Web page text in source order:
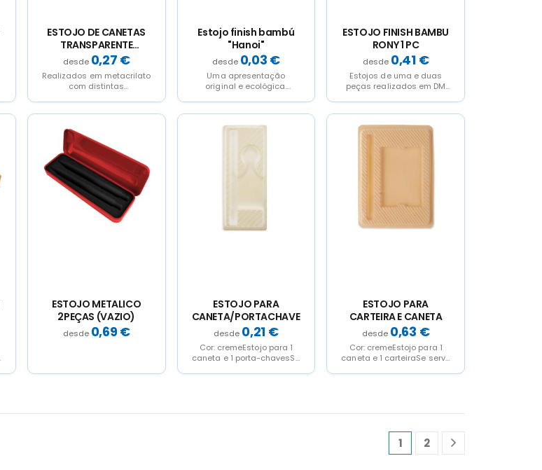
ESTOJO DE CANETAS
TRANSPARENTE
EXPOSITOR
0,27 €
Realizados em metacrilato
com distintas
necessidades, estes
expositores e os...
Estojo finish bambú
"Hanoi"
0,03 €
Uma apresentação
original e ecológica.
disponíveis em dois...
ESTOJO FINISH BAMBU
RONY 1 PC
0,41 €
Estojos de uma e duas
peças realizados em DM
ESTOJO METALICO
2PEÇAS (VAZIO)
0,69€
ESTOJO PARA
CANETA/PORTACHAVES
0,21 €
Cor: cremeEstojo para 1
caneta e 1 porta-chavesSe
ESTOJO PARA
CARTEIRA E CANETA
0,63 €
Cor: cremeEstojo para 1
caneta e 1 carteiraSe serve
1 2